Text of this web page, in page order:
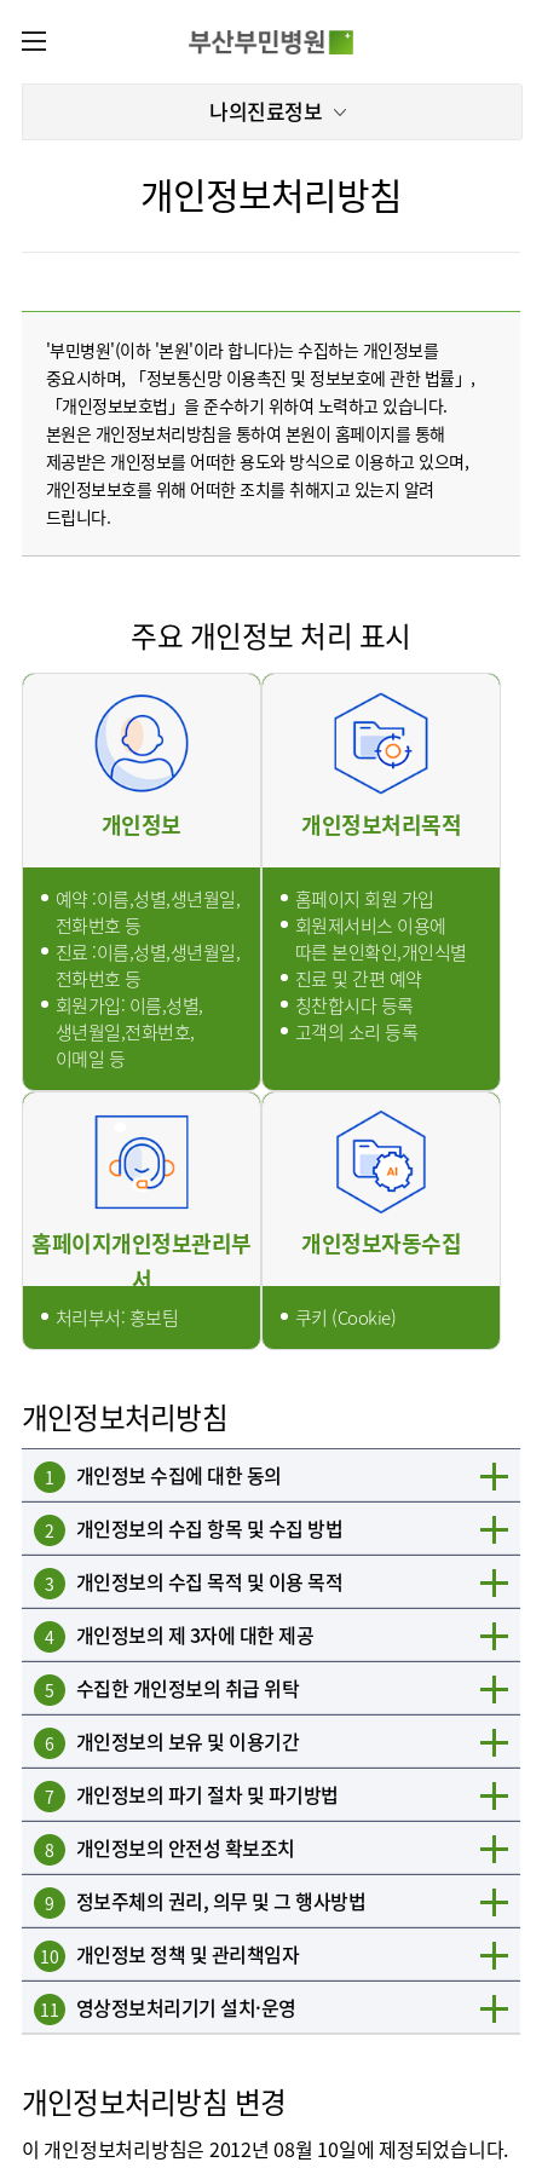
로그인
로봇수술센터
족부·
족관절클리닉
척추센터
척추내시경센터
심뇌혈관센터
뇌신경센터
말초혈관센터
특수소화기클리닉
소화기암센터
인공신장센터
건강증진센터
인터벤션센터
재활운동치료센터
외상골절센터
지역응급의료기관
국제진료센터
간담췌센터
대장항문센터
중환자실
스마트케어병동
진료과 전체보기
정형외과
신경외과
소화기내과
순환기내과
호흡기내과
소아청소년과
정신건강의학과
비뇨의학과
치과
마취통증의학과
영상의학과
진단검사의학과
응급의학과
의료진
진료시간표
외래진료
입원/
퇴원/
병문안
진료협력센터
층별안내
주차시설안내
편의시설
증명서재발급
서식다운로드
비급여진료비
정보
전화번호
병원장인사말
비전과
핵심가치
부민스토리
연혁
조직도
미디어센터
병원소식
언론보도
인재채용
온라인
부민그룹소개
이사장소개
비전과
핵심가치
HSS
얼라이언스
외래진료
안내
부민그룹소식
KOR
나의진료정보
개인정보처리방침
'부민병원'(이하 '본원'이라 합니다)는 수집하는 개인정보를
중요시하며, 「정보통신망 이용촉진 및 정보보호에 관한 법률」,
「개인정보보호법」을 준수하기 위하여 노력하고 있습니다.
본원은 개인정보처리방침을 통하여 본원이 홈페이지를 통해
제공받은 개인정보를 어떠한 용도와 방식으로 이용하고 있으며,
개인정보보호를 위해 어떠한 조치를 취해지고 있는지 알려
드립니다.
주요 개인정보 처리 표시
개인정보
예약 :이름,성별,생년월일,
전화번호 등
진료 :이름,성별,생년월일,
전화번호 등
회원가입: 이름,성별,
생년월일,전화번호,
이메일 등
개인정보처리목적
홈페이지 회원 가입
회원제서비스 이용에
따른 본인확인,개인식별
진료 및 간편 예약
칭찬합시다 등록
고객의 소리 등록
홈페이지개인정보관리부
서
처리부서: 홍보팀
개인정보자동수집
쿠키 (Cookie)
개인정보처리방침
1 개인정보 수집에 대한 동의
2 개인정보의 수집 항목 및 수집 방법
3 개인정보의 수집 목적 및 이용 목적
4 개인정보의 제 3자에 대한 제공
5 수집한 개인정보의 취급 위탁
6 개인정보의 보유 및 이용기간
7 개인정보의 파기 절차 및 파기방법
8 개인정보의 안전성 확보조치
9 정보주체의 권리, 의무 및 그 행사방법
10 개인정보 정책 및 관리책임자
11 영상정보처리기기 설치·운영
개인정보처리방침 변경
이 개인정보처리방침은 2012년 08월 10일에 제정되었습니다.